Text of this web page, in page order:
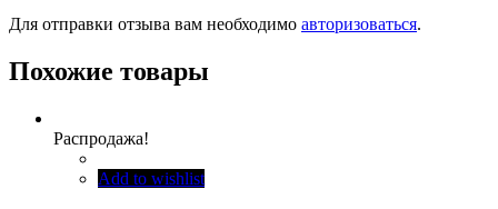
Для отправки отзыва вам необходимо авторизоваться.
Похожие товары
Распродажа!
Add to wishlist